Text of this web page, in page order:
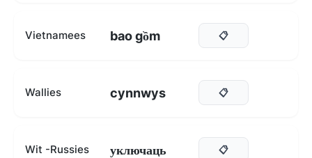
Vietnamees bao gồm 📋
Wallies cynnwys 📋
Wit -Russies уключаць 📋